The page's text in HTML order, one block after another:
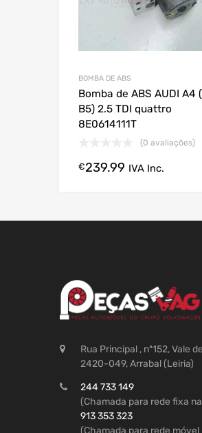
BOMBA DE ABS
Bomba de ABS AUDI A4
B5) 2.5 TDI quattro
8E0614111T
(0 avaliações)
€239.99 IVA Inc.
Rua Principal , nº152, Vale
2420-049, Arrabal (Leiria)
244 733 149
(Chamada para rede fixa
913 353 323